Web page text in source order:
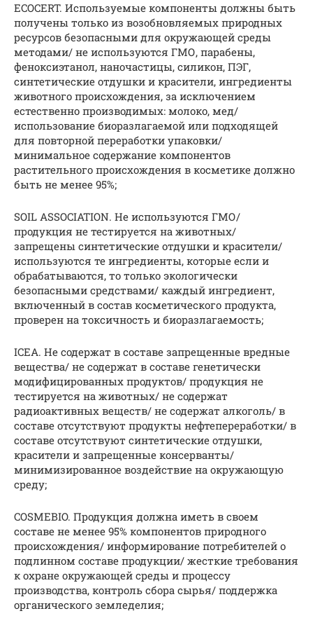
ECOCERT. Используемые компоненты должны быть
получены только из возобновляемых природных
ресурсов безопасными для окружающей среды
методами/ не используются ГМО, парабены,
феноксиэтанол, наночастицы, силикон, ПЭГ,
синтетические отдушки и красители, ингредиенты
животного происхождения, за исключением
естественно производимых: молоко, мед/
использование биоразлагаемой или подходящей
для повторной переработки упаковки/
минимальное содержание компонентов
растительного происхождения в косметике должно
быть не менее 95%;
SOIL ASSOCIATION. Не используются ГМО/
продукция не тестируется на животных/
запрещены синтетические отдушки и красители/
используются те ингредиенты, которые если и
обрабатываются, то только экологически
безопасными средствами/ каждый ингредиент,
включенный в состав косметического продукта,
проверен на токсичность и биоразлагаемость;
ICEA. Не содержат в составе запрещенные вредные
вещества/ не содержат в составе генетически
модифицированных продуктов/ продукция не
тестируется на животных/ не содержат
радиоактивных веществ/ не содержат алкоголь/ в
составе отсутствуют продукты нефтепереработки/ в
составе отсутствуют синтетические отдушки,
красители и запрещенные консерванты/
минимизированное воздействие на окружающую
среду;
COSMEBIO. Продукция должна иметь в своем
составе не менее 95% компонентов природного
происхождения/ информирование потребителей о
подлинном составе продукции/ жесткие требования
к охране окружающей среды и процессу
производства, контроль сбора сырья/ поддержка
органического земледелия;